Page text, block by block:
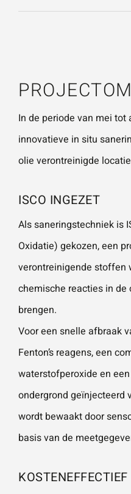
In de periode van mei tot
innovatieve in situ
olie verontreinigde
ISCO INGEZET
Als saneringstechniek is
Oxidatie) gekozen, een
verontreinigende stoffen
chemische reacties in de
brengen.
Voor een snelle afbraak
Fenton’s reagens, een
waterstofperoxide en
ondergrond geïnjecteerd
wordt bewaakt door
basis van de
KOSTENEFFECTIEF